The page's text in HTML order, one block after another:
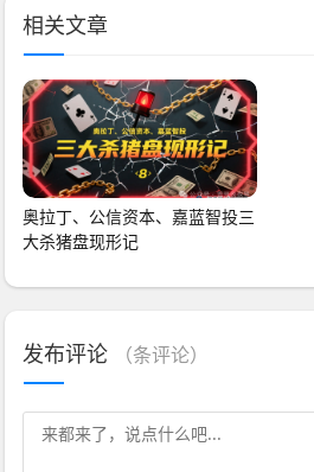
相关文章
奥拉丁、公信资本、嘉蓝智投三
大杀猪盘现形记
发布评论 （条评论）